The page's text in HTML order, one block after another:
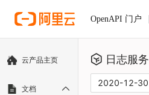
OpenAPI 门户
云产品主页
文档
日志服务
2020-12-30